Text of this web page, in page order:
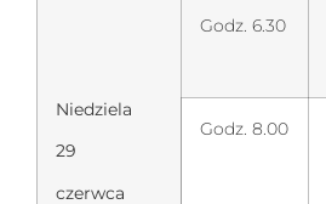
Niedziela
29
czerwca
Godz. 6.30
Godz. 8.00